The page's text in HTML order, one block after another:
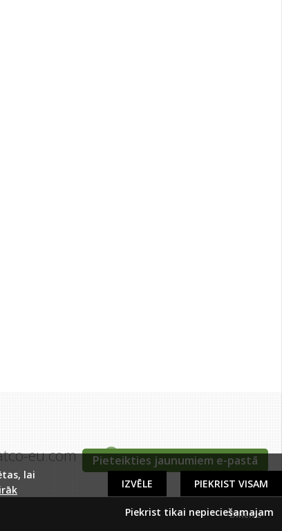
Pieteikties jaunumiem e-pastā
eu.com Tīraines iela 5c, Rīga
DIRcms
lai
PIEKRIST VISAM
IZVĒLE
Piekrist tikai nepieciešamajam